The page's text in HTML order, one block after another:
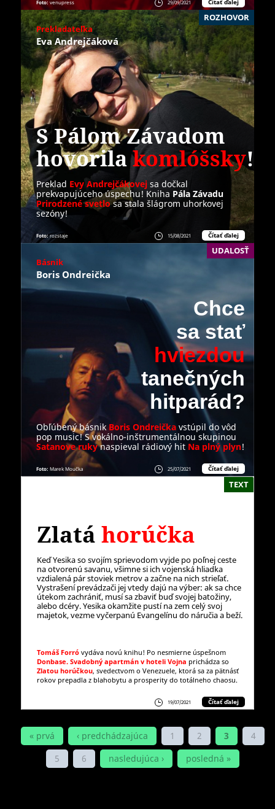
29/09/2021 Čítať ďalej
Foto: venupress
ROZHOVOR
Prekladateľka
Eva Andrejčáková
S Pálom Závadom
hovorilakomlóšsky!
Preklad Evy Andrejčákovej sa dočkal
prekvapujúceho úspechu! Kniha Pála Závadu
Prirodzené svetlosa stala šlágrom uhorkovej
sezóny!
15/08/2021 Čítať ďalej
Foto:rozstaje
UDALOSŤ
Básnik
Boris Ondreička
Chce
sa stať
hviezdou
tanečných
hitparád?
Obľúbený básnikBoris Ondreička vstúpil do vôd
pop music! S vokálno-inštrumentálnou skupinou
Satanove rukynaspieval rádiový hit Na plný plyn!
25/07/2021 Čítať ďalej
Foto: Marek Moučka
TEXT
Zlatá horúčka
Keď Yesika so svojím sprievodom vyjde po poľnej ceste
na otvorenú savanu, všimne si ich vojenská hliadka
vzdialená pár stoviek metrov a začne na nich strieľať.
Vystrašení prevádzači jej vtedy dajú na výber: ak sa chce
útekom zachrániť, musí sa zbaviť buď svojej batožiny,
alebo dcéry. Yesika okamžite pustí na zem celý svoj
majetok, vezme vyčerpanú Evangelínu do náručia a beží.
Tomáš Forró vydáva novú knihu! Po nesmierne úspešnom
Donbase. Svadobný apartmán v hoteli Vojna prichádza so
Zlatou horúčkou, svedectvom o Venezuele, ktorá sa za pätnásť
rokov prepadla z blahobytu a prosperity do totálneho chaosu.
19/07/2021 Čítať ďalej
« prvá ‹ predchádzajúca 1 2 3
4
5
6 nasledujúca › posledná »